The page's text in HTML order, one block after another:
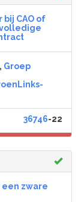
CAO of
, Groep
36746-22
zware